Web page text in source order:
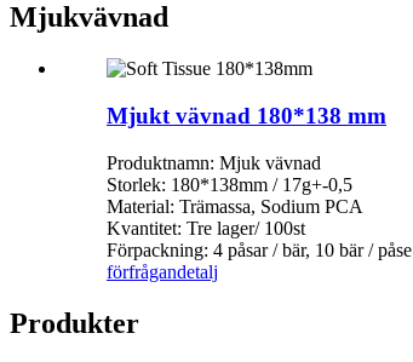
Mjukvävnad
Mjukt vävnad 180*138 mm
Produktnamn: Mjuk vävnad
Storlek: 180*138mm / 17g+-0,5
Material: Trämassa, Sodium PCA
Kvantitet: Tre lager/ 100st
Förpackning: 4 påsar / bär, 10 bär / påse
förfrågandetalj
Produkter